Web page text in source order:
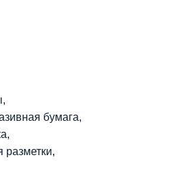
бумага,
разметки,